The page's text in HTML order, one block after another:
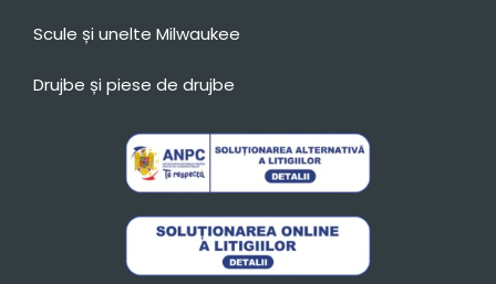
Scule și unelte Milwaukee
Drujbe și piese de drujbe